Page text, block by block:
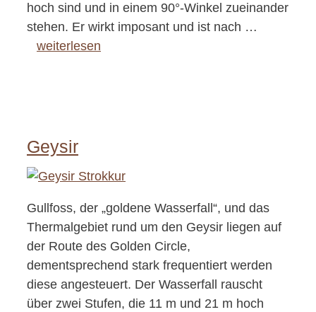
hoch sind und in einem 90°-Winkel zueinander
stehen. Er wirkt imposant und ist nach …
weiterlesen
Geysir
Gullfoss, der „goldene Wasserfall“, und das
Thermalgebiet rund um den Geysir liegen auf
der Route des Golden Circle,
dementsprechend stark frequentiert werden
diese angesteuert. Der Wasserfall rauscht
über zwei Stufen, die 11 m und 21 m hoch